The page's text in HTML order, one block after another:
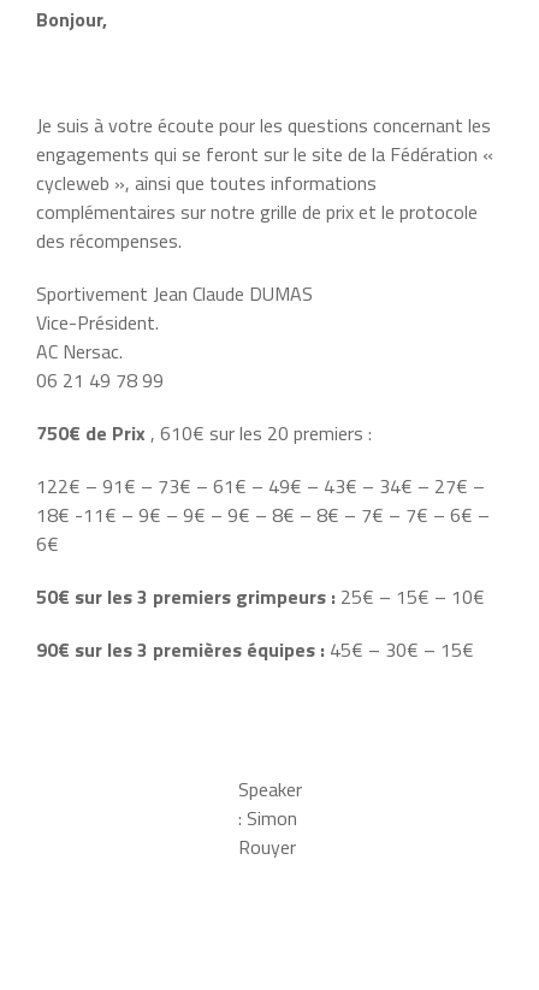
Bonjour,
Je suis à votre écoute pour les questions concernant les
engagements qui se feront sur le site de la Fédération «
cycleweb », ainsi que toutes informations
complémentaires sur notre grille de prix et le protocole
des récompenses.
Sportivement Jean Claude DUMAS
Vice-Président.
AC Nersac.
06 21 49 78 99
750€ de Prix , 610€ sur les 20 premiers :
122€ – 91€ – 73€ – 61€ – 49€ – 43€ – 34€ – 27€ –
18€ -11€ – 9€ – 9€ – 9€ – 8€ – 8€ – 7€ – 7€ – 6€ –
6€
50€ sur les 3 premiers grimpeurs : 25€ – 15€ – 10€
90€ sur les 3 premières équipes : 45€ – 30€ – 15€
Speaker
: Simon
Rouyer